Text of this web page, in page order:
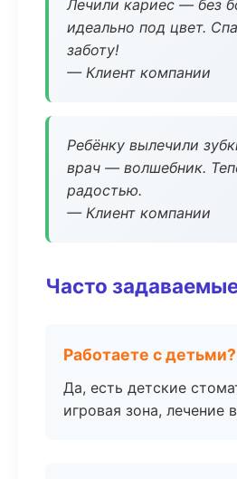
Лечили кариес — без
идеально под цвет.
заботу!
— Клиент компании
Ребёнку вылечили
врач — волшебник.
радостью.
— Клиент компании
Часто
Работаете с детьми?
Да, есть детские
игровая зона, лечение